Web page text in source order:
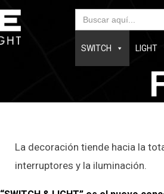
SWITCH LIGHT
La decoración tiende hacia la
interruptores y la iluminación.